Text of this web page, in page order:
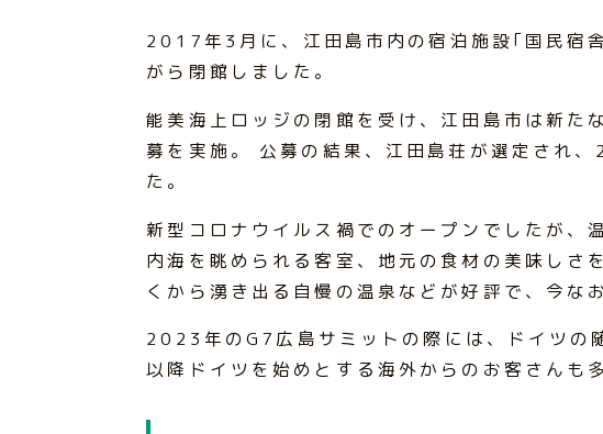
2017年3月に、江田島市内の宿泊施設｢国民宿
がら閉館しました。
能美海上ロッジの閉館を受け、江田島市は新た
募を実施。 公募の結果、江田島荘が選定され
た。
新型コロナウイルス禍でのオープンでしたが、
内海を眺められる客室、地元の食材の美味しさ
くから湧き出る自慢の温泉などが好評で、今な
2023年のG7広島サミットの際には、ドイツの
以降ドイツを始めとする海外からのお客さんも